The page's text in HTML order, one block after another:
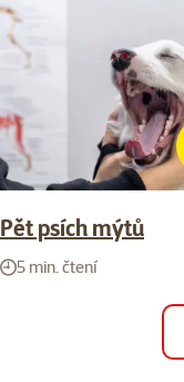
Pět psích mýtů
5 min. čtení